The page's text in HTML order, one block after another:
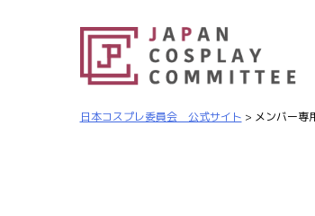
日本コスプレ委員会 公式サイト > メンバー専